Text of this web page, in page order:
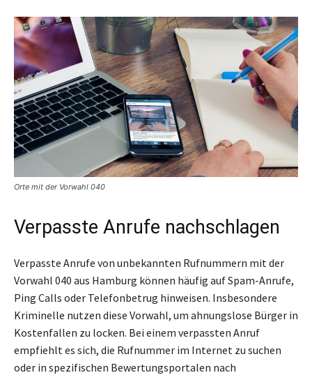
Orte mit der Vorwahl 040
Verpasste Anrufe nachschlagen
Verpasste Anrufe von unbekannten Rufnummern mit der
Vorwahl 040 aus Hamburg können häufig auf Spam-Anrufe,
Ping Calls oder Telefonbetrug hinweisen. Insbesondere
Kriminelle nutzen diese Vorwahl, um ahnungslose Bürger in
Kostenfallen zu locken. Bei einem verpassten Anruf
empfiehlt es sich, die Rufnummer im Internet zu suchen
oder in spezifischen Bewertungsportalen nach